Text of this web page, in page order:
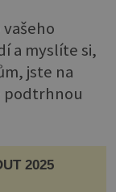
a myslíte si,
jste na
podtrhnou
2025